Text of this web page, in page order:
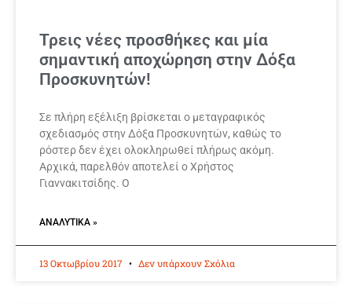
Τρεις νέες προσθήκες και μία
σημαντική αποχώρηση στην Δόξα
Προσκυνητών!
Σε πλήρη εξέλιξη βρίσκεται ο μεταγραφικός
σχεδιασμός στην Δόξα Προσκυνητών, καθώς το
ρόστερ δεν έχει ολοκληρωθεί πλήρως ακόμη.
Αρχικά, παρελθόν αποτελεί ο Χρήστος
Γιαννακιτσίδης. Ο
ΑΝΑΛΥΤΙΚΆ »
13 Οκτωβρίου 2017 Δεν υπάρχουν Σχόλια